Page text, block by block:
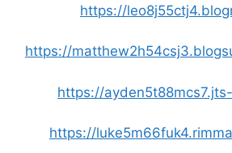
https://
https://
https://
https://